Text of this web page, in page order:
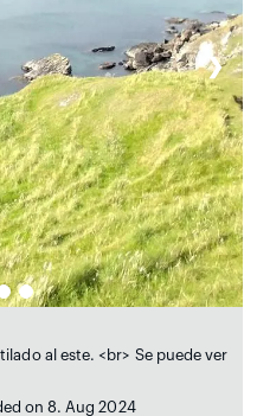
❯
al este. <br> Se puede ver
on 8. Aug 2024